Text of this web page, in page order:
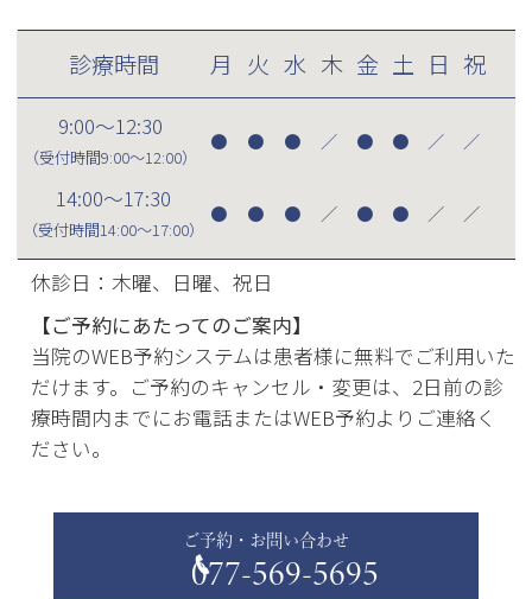
診療時間 月 火 水 木 金 土 日 祝
9:00～12:30
（受付時間9:00～12:00）
● ● ● ／ ● ● ／ ／
14:00～17:30
（受付時間14:00～17:00）
● ● ● ／ ● ● ／ ／
休診日：木曜、日曜、祝日
【ご予約にあたってのご案内】
当院のWEB予約システムは患者様に無料でご利用いた
だけます。ご予約のキャンセル・変更は、2日前の診
療時間内までにお電話またはWEB予約よりご連絡く
ださい。
ご予約・お問い合わせ
077-569-5695